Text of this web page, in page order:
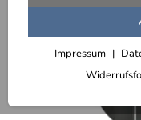
Impressum